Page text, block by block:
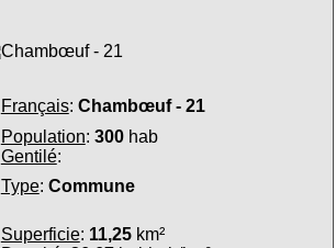
Français: Chambœuf - 21
Population: 300hab
Gentilé:
Type: Commune
Superficie: 11,25km²